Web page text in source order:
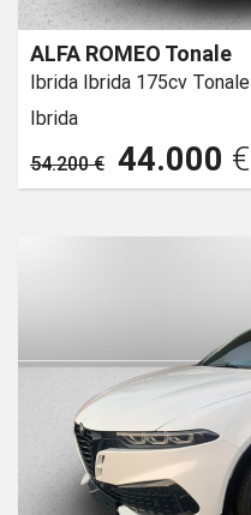
ALFA ROMEO Tonale
Ibrida Ibrida 175cv Tonale
Ibrida
54.200 € 44.000 €